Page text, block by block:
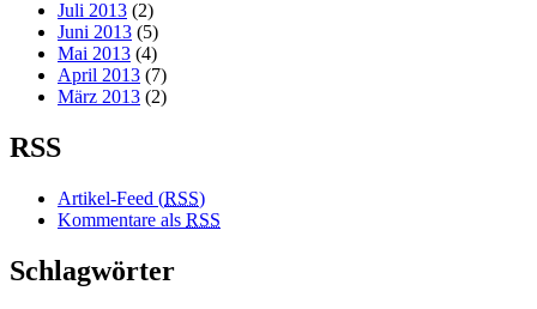
Juli 2013 (2)
Juni 2013 (5)
Mai 2013 (4)
April 2013 (7)
März 2013 (2)
RSS
Artikel-Feed (RSS)
Kommentare als RSS
Schlagwörter